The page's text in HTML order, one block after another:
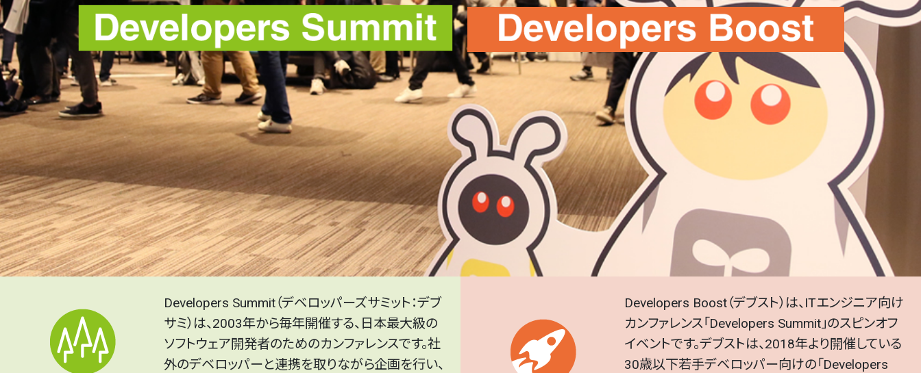
Developers Summit（デベロッパーズサミット：デブ
サミ）は、2003年から毎年開催する、日本最大級の
ソフトウェア開発者のためのカンファレンスです。社
外のデベロッパーと連携を取りながら企画を行い、
Developers Boost（デブスト）は、ITエンジニア向け
カンファレンス「Developers Summit」のスピンオフ
イベントです。デブストは、2018年より開催している
30歳以下若手デベロッパー向けの「Developers